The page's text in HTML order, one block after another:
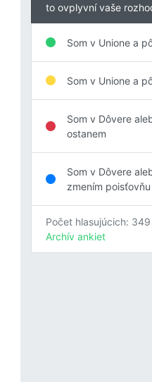
to ovplyvní vaše
Som v Unione a
Som v Unione a
Som v Dôvere
ostanem
Som v Dôvere
zmením poisťovňu
Počet hlasujúcich: 349
Archív ankiet